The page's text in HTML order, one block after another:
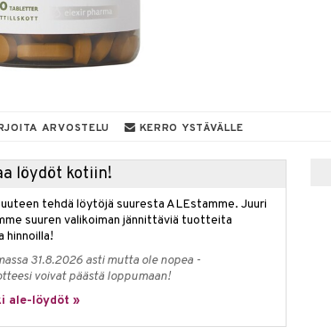
ARVOSTELU KERRO YSTÄVÄLLE
löydöt kotiin!
tehdä löytöjä suuresta ALEstamme. Juuri
suuren valikoiman jännittäviä tuotteita
hinnoilla!
31.8.2026 asti mutta ole nopea -
voivat päästä loppumaan!
ale-löydöt »